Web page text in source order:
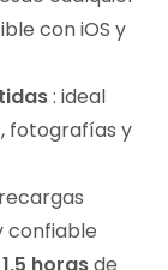
con iOS y
: ideal
fotografías y
confiable